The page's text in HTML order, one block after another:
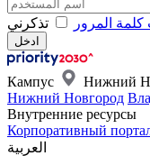
المرور تذكرني
Кампус
Нижний
Нижний Новгород
Внутренние ресурсы
Корпоративный
العربية